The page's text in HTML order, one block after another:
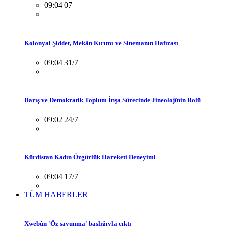
09:04 07
Kolonyal Şiddet, Mekân Kırımı ve Sinemanın Hafızası
09:04 31/7
Barış ve Demokratik Toplum İnşa Sürecinde Jineolojînin Rolü
09:02 24/7
Kürdistan Kadın Özgürlük Hareketi Deneyimi
09:04 17/7
TÜM HABERLER
Xwebûn 'Öz savunma' başlığıyla çıktı